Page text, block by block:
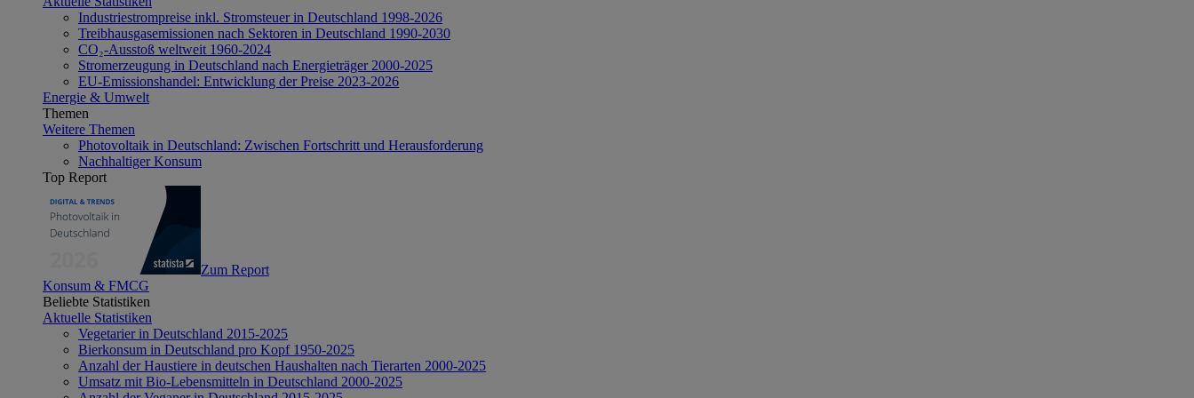
Industriestrompreise inkl. Stromsteuer in Deutschland 1998-2026
Treibhausgasemissionen nach Sektoren in Deutschland 1990-2030
CO₂-Ausstoß weltweit 1960-2024
Stromerzeugung in Deutschland nach Energieträger 2000-2025
EU-Emissionshandel: Entwicklung der Preise 2023-2026
Energie & Umwelt
Themen
Weitere Themen
Photovoltaik in Deutschland: Zwischen Fortschritt und Herausforderung
Nachhaltiger Konsum
Top Report
Zum Report
Konsum & FMCG
Beliebte Statistiken
Aktuelle Statistiken
Vegetarier in Deutschland 2015-2025
Bierkonsum in Deutschland pro Kopf 1950-2025
Anzahl der Haustiere in deutschen Haushalten nach Tierarten 2000-2025
Umsatz mit Bio-Lebensmitteln in Deutschland 2000-2025